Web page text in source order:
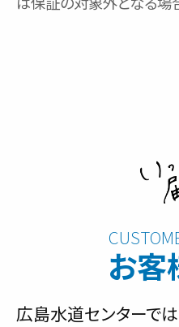
お客
広島水道センターで